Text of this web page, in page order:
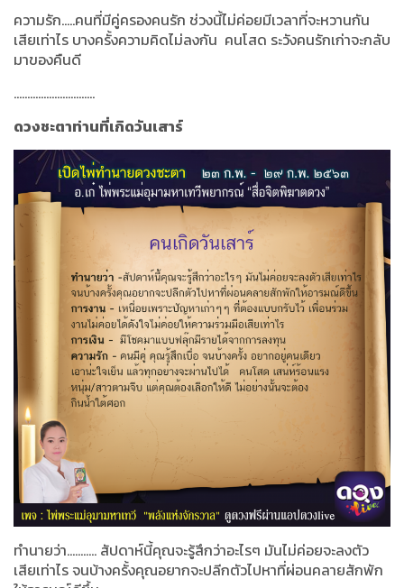
ความรัก.....คนที่มีคู่ครองคนรัก ช่วงนี้ไม่ค่อยมีเวลาที่จะหวานกัน
เสียเท่าไร บางครั้งความคิดไม่ลงกัน คนโสด ระวังคนรักเก่าจะกลับ
มาของคืนดี
..............................
ดวงชะตาท่านที่เกิดวันเสาร์
ทำนายว่า........... สัปดาห์นี้คุณจะรู้สึกว่าอะไรๆ มันไม่ค่อยจะลงตัว
เสียเท่าไร จนบ้างครั้งคุณอยากจะปลีกตัวไปหาที่ผ่อนคลายสักพัก